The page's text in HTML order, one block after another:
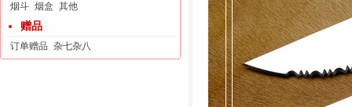
烟斗 烟盒 其他
赠品
订单赠品 杂七杂八